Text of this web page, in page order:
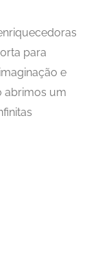
para
e
abrimos um